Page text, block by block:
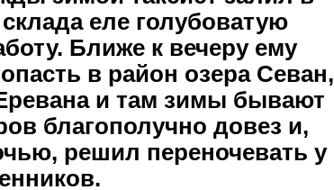
еле голубоватую
Ближе к вечеру ему
в район озера Севан,
и там зимы бывают
благополучно довез и,
решил переночевать у